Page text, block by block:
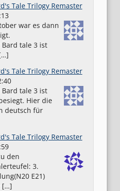
Tale Trilogy Remaster
war es dann
tale 3 ist
Tale Trilogy Remaster
tale 3 ist
Hier die
deutsch für
Tale Trilogy Remaster
den
3.
E21)
[…]